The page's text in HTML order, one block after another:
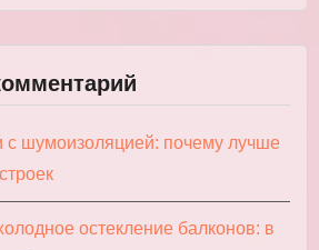
с шумоизоляцией: почему лучше
остекление балконов: в